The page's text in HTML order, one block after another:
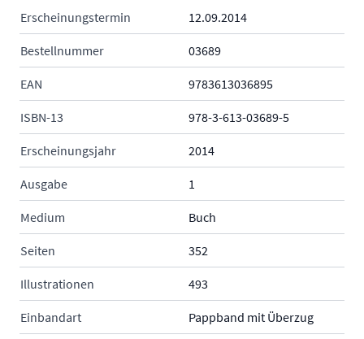
Erscheinungstermin 12.09.2014
Bestellnummer 03689
EAN 9783613036895
ISBN-13 978-3-613-03689-5
Erscheinungsjahr 2014
Ausgabe 1
Medium Buch
Seiten 352
Illustrationen 493
Einbandart Pappband mit Überzug